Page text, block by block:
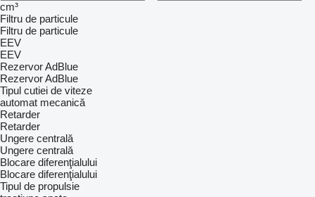
cm³
Filtru de particule
Filtru de particule
EEV
EEV
Rezervor AdBlue
Rezervor AdBlue
Tipul cutiei de viteze
automat mecanică
Retarder
Retarder
Ungere centrală
Ungere centrală
Blocare diferenţialului
Blocare diferenţialului
Tipul de propulsie